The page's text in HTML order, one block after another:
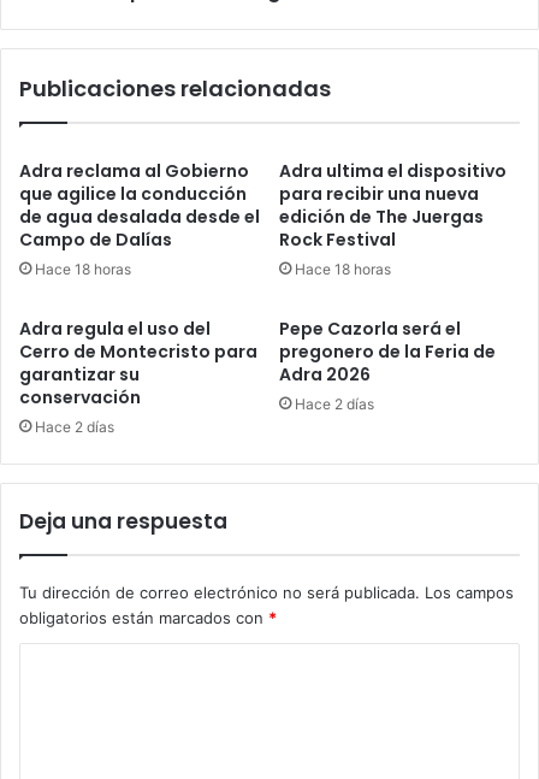
Publicaciones relacionadas
Adra reclama al Gobierno
que agilice la conducción
de agua desalada desde el
Campo de Dalías
Hace 18 horas
Adra ultima el dispositivo
para recibir una nueva
edición de The Juergas
Rock Festival
Hace 18 horas
Adra regula el uso del
Cerro de Montecristo para
garantizar su
conservación
Hace 2 días
Pepe Cazorla será el
pregonero de la Feria de
Adra 2026
Hace 2 días
Deja una respuesta
Tu dirección de correo electrónico no será publicada. Los campos
obligatorios están marcados con *